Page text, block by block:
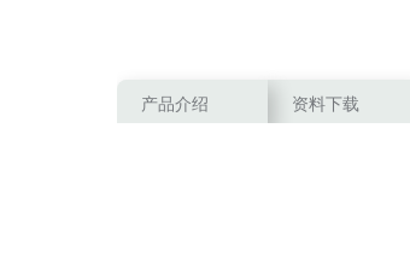
产品介绍 资料下载